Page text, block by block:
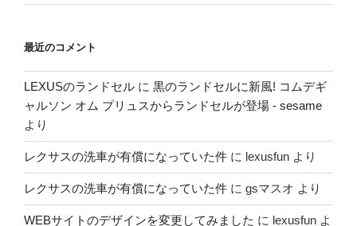
最近のコメント
LEXUSのランドセル に 黒のランドセルに新風! コムデギ
ャルソン オム プリュスからランドセルが登場 - sesame
より
レクサスの洗車が有償になっていた件 に lexusfun より
レクサスの洗車が有償になっていた件 に gsマスオ より
WEBサイトのデザインを変更してみました に lexusfun よ